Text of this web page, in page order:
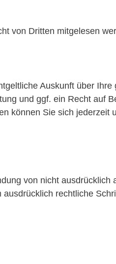
von Dritten mitgelesen
Auskunft über Ihre
und ggf. ein Recht auf
können Sie sich jederzeit
von nicht ausdrücklich
rechtliche